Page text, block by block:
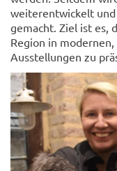
weiterentwickelt
gemacht. Ziel ist es,
Region in
Ausstellungen zu